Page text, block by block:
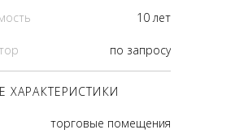
10 лет
по запросу
ХАРАКТЕРИСТИКИ
торговые помещения